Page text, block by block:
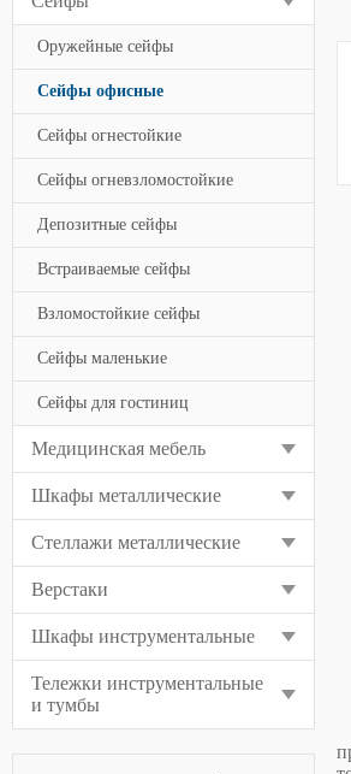
Оружейные сейфы
Сейфы офисные
Сейфы огнестойкие
Сейфы огневзломостойкие
Депозитные сейфы
Встраиваемые сейфы
Взломостойкие сейфы
Сейфы маленькие
Сейфы для гостиниц
Медицинская мебель
Шкафы металлические
Стеллажи металлические
Верстаки
Шкафы инструментальные
Тележки инструментальные
и тумбы